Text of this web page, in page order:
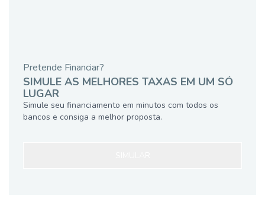
Pretende Financiar?
SIMULE AS MELHORES TAXAS EM UM SÓ
LUGAR
Simule seu financiamento em minutos com todos os
bancos e consiga a melhor proposta.